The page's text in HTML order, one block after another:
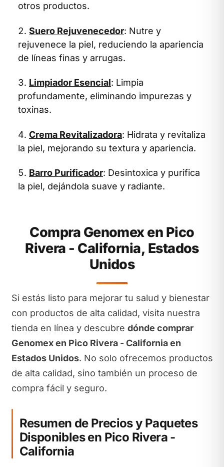
otros productos.
Suero Rejuvenecedor: Nutre y
rejuvenece la piel, reduciendo la apariencia
de líneas finas y arrugas.
Limpiador Esencial: Limpia
profundamente, eliminando impurezas y
toxinas.
Crema Revitalizadora: Hidrata y revitaliza
la piel, mejorando su textura y apariencia.
Barro Purificador: Desintoxica y purifica
la piel, dejándola suave y radiante.
Compra Genomex en Pico
Rivera - California, Estados
Unidos
Si estás listo para mejorar tu salud y bienestar
con productos de alta calidad, visita nuestra
tienda en línea y descubre dónde comprar
Genomex en Pico Rivera - California en
Estados Unidos. No solo ofrecemos productos
de alta calidad, sino también un proceso de
compra fácil y seguro.
Resumen de Precios y Paquetes
Disponibles en Pico Rivera -
California